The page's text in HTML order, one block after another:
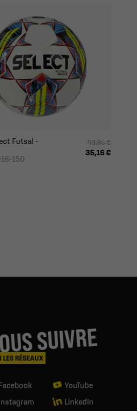
Futsal -
150
43,95 €
35,16 €
SUIVRE
LES RÉSEAUX
YouTube
LinkedIn